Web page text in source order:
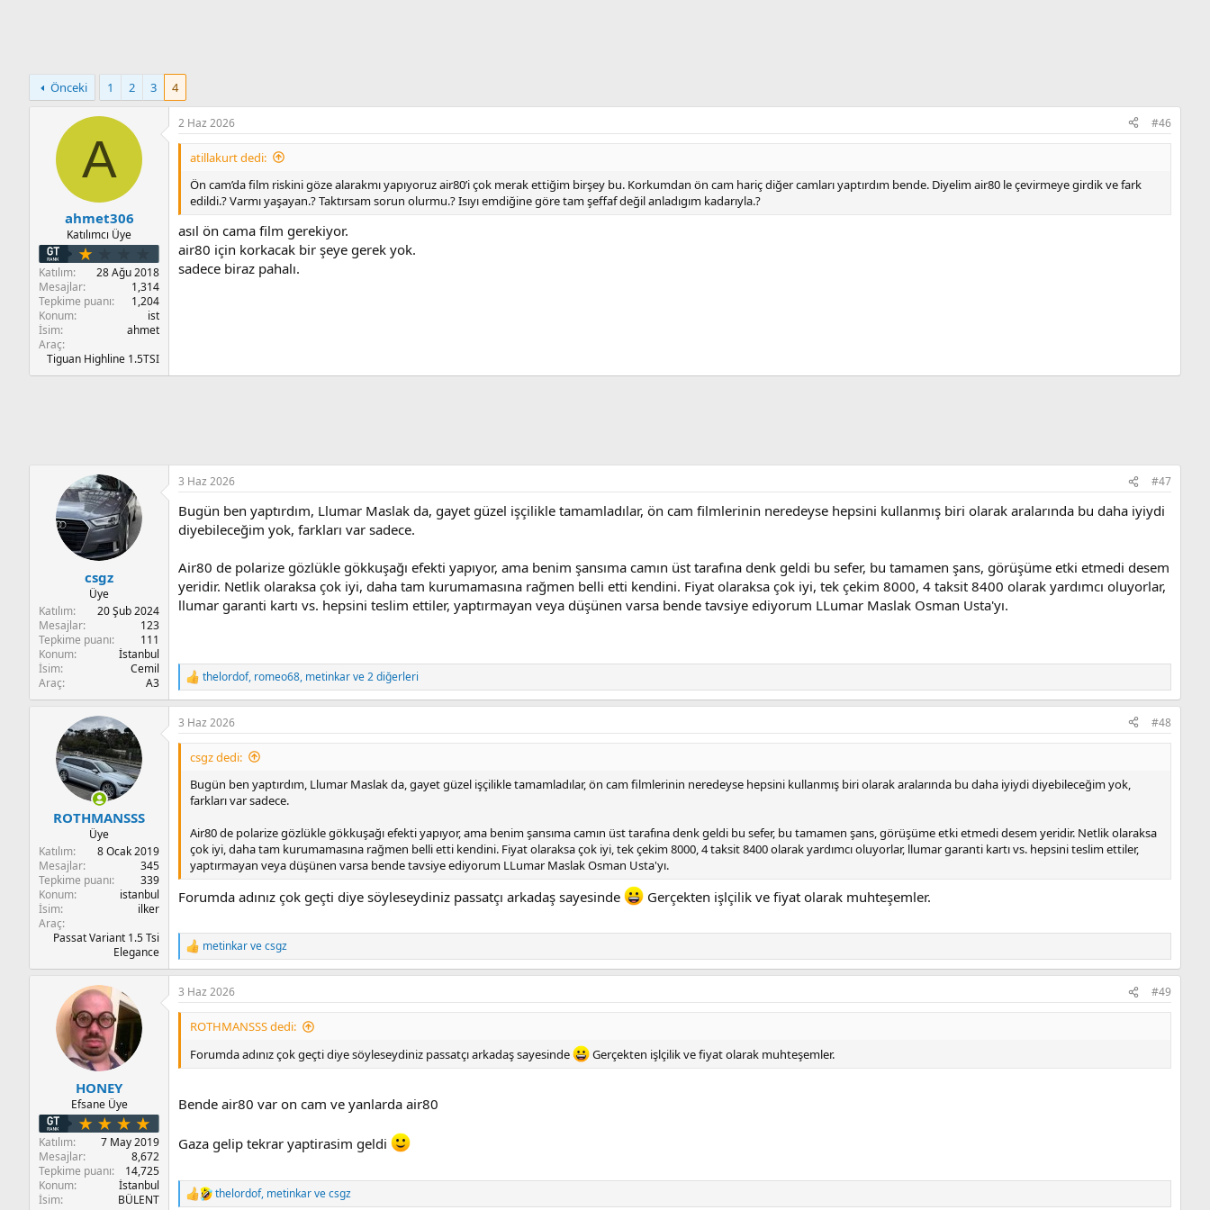
Önceki 1 2 3 4
A
ahmet306
Katılımcı Üye
Katılım
28 Ağu 2018
Mesajlar
1,314
Tepkime puanı
1,204
Konum
ist
İsim
ahmet
Araç
Tiguan Highline 1.5TSI
2 Haz 2026 #46
atillakurt dedi:
Ön cam’da film riskini göze alarakmı yapıyoruz air80’i çok merak ettiğim birşey bu. Korkumdan ön cam hariç diğer camları yaptırdım bende. Diyelim air80 le çevirmeye girdik ve fark
edildi.? Varmı yaşayan.? Taktırsam sorun olurmu.? Isıyı emdiğine göre tam şeffaf değil anladıgım kadarıyla.?
asıl ön cama film gerekiyor.
air80 için korkacak bir şeye gerek yok.
sadece biraz pahalı.
csgz
Üye
Katılım
20 Şub 2024
Mesajlar
123
Tepkime puanı
111
Konum
İstanbul
İsim
Cemil
Araç
A3
3 Haz 2026 #47
Bugün ben yaptırdım, Llumar Maslak da, gayet güzel işçilikle tamamladılar, ön cam filmlerinin neredeyse hepsini kullanmış biri olarak aralarında bu daha iyiydi
diyebileceğim yok, farkları var sadece.
Air80 de polarize gözlükle gökkuşağı efekti yapıyor, ama benim şansıma camın üst tarafına denk geldi bu sefer, bu tamamen şans, görüşüme etki etmedi desem
yeridir. Netlik olaraksa çok iyi, daha tam kurumamasına rağmen belli etti kendini. Fiyat olaraksa çok iyi, tek çekim 8000, 4 taksit 8400 olarak yardımcı oluyorlar,
llumar garanti kartı vs. hepsini teslim ettiler, yaptırmayan veya düşünen varsa bende tavsiye ediyorum LLumar Maslak Osman Usta'yı.
T
e
p
k
i
thelordof, romeo68, metinkarve 2 diğerleri
ROTHMANSSS
Üye
Katılım
8 Ocak 2019
Mesajlar
345
Tepkime puanı
339
Konum
istanbul
İsim
ilker
Araç
Passat Variant 1.5 Tsi
Elegance
3 Haz 2026 #48
csgz dedi:
Bugün ben yaptırdım, Llumar Maslak da, gayet güzel işçilikle tamamladılar, ön cam filmlerinin neredeyse hepsini kullanmış biri olarak aralarında bu daha iyiydi diyebileceğim yok,
farkları var sadece.
Air80 de polarize gözlükle gökkuşağı efekti yapıyor, ama benim şansıma camın üst tarafına denk geldi bu sefer, bu tamamen şans, görüşüme etki etmedi desem yeridir. Netlik olaraksa
çok iyi, daha tam kurumamasına rağmen belli etti kendini. Fiyat olaraksa çok iyi, tek çekim 8000, 4 taksit 8400 olarak yardımcı oluyorlar, llumar garanti kartı vs. hepsini teslim ettiler,
yaptırmayan veya düşünen varsa bende tavsiye ediyorum LLumar Maslak Osman Usta'yı.
Forumda adınız çok geçti diye söyleseydiniz passatçı arkadaş sayesinde Gerçekten işlçilik ve fiyat olarak muhteşemler.
T
e
p
k
i
:
metinkarvecsgz
HONEY
Efsane Üye
Katılım
7 May 2019
Mesajlar
8,672
Tepkime puanı
14,725
Konum
İstanbul
İsim
BÜLENT
3 Haz 2026 #49
ROTHMANSSS dedi:
Forumda adınız çok geçti diye söyleseydiniz passatçı arkadaş sayesinde
Gerçekten işlçilik ve fiyat olarak muhteşemler.
Bende air80 var on cam ve yanlarda air80
Gaza gelip tekrar yaptirasim geldi
T
thelordof, metinkarvecsgz